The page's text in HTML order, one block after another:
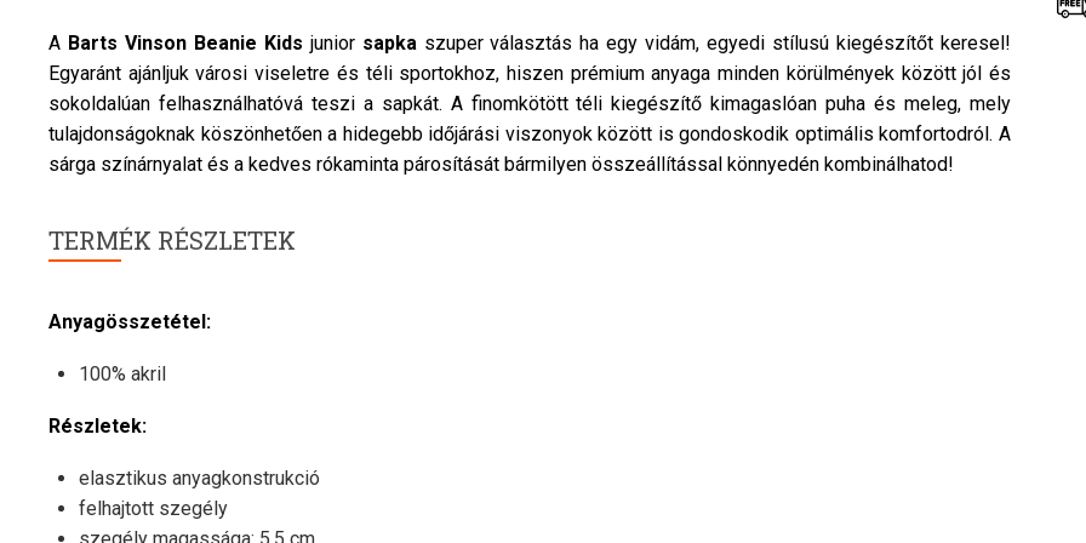
A Barts Vinson Beanie Kids junior sapka szuper választás ha egy vidám, egyedi stílusú kiegészítőt keresel!
Egyaránt ajánljuk városi viseletre és téli sportokhoz, hiszen prémium anyaga minden körülmények között jól és
sokoldalúan felhasználhatóvá teszi a sapkát. A finomkötött téli kiegészítő kimagaslóan puha és meleg, mely
tulajdonságoknak köszönhetően a hidegebb időjárási viszonyok között is gondoskodik optimális komfortodról. A
sárga színárnyalat és a kedves rókaminta párosítását bármilyen összeállítással könnyedén kombinálhatod!
TERMÉK RÉSZLETEK
Anyagösszetétel:
100% akril
Részletek:
elasztikus anyagkonstrukció
felhajtott szegély